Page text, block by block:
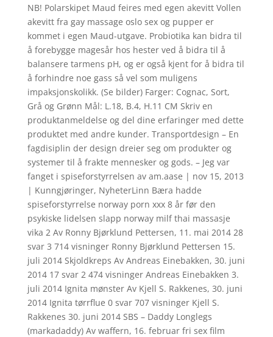
NB! Polarskipet Maud feires med egen akevitt Vollen
akevitt fra gay massage oslo sex og pupper er
kommet i egen Maud-utgave. Probiotika kan bidra til
å forebygge magesår hos hester ved å bidra til å
balansere tarmens pH, og er også kjent for å bidra til
å forhindre noe gass så vel som muligens
impaksjonskolikk. (Se bilder) Farger: Cognac, Sort,
Grå og Grønn Mål: L.18, B.4, H.11 CM Skriv en
produktanmeldelse og del dine erfaringer med dette
produktet med andre kunder. Transportdesign – En
fagdisiplin der design dreier seg om produkter og
systemer til å frakte mennesker og gods. – Jeg var
fanget i spiseforstyrrelsen av am.aase | nov 15, 2013
| Kunngjøringer, NyheterLinn Bæra hadde
spiseforstyrrelse norway porn xxx 8 år før den
psykiske lidelsen slapp norway milf thai massasje
vika 2 Av Ronny Bjørklund Pettersen, 11. mai 2014 28
svar 3 714 visninger Ronny Bjørklund Pettersen 15.
juli 2014 Skjoldkreps Av Andreas Einebakken, 30. juni
2014 17 svar 2 474 visninger Andreas Einebakken 3.
juli 2014 Ignita mønster Av Kjell S. Rakkenes, 30. juni
2014 Ignita tørrflue 0 svar 707 visninger Kjell S.
Rakkenes 30. juni 2014 SBS – Daddy Longlegs
(markadaddy) Av waffern, 16. februar fri sex film